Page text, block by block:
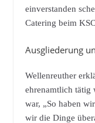
einverstanden
Catering beim
Ausgliederung
Wellenreuther
ehrenamtlich tätig
war, „So haben
wir die Dinge